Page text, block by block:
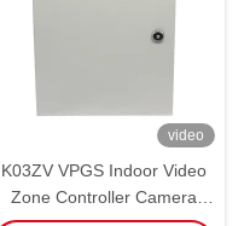
video
K03ZV VPGS Indoor Video
Zone Controller Camera